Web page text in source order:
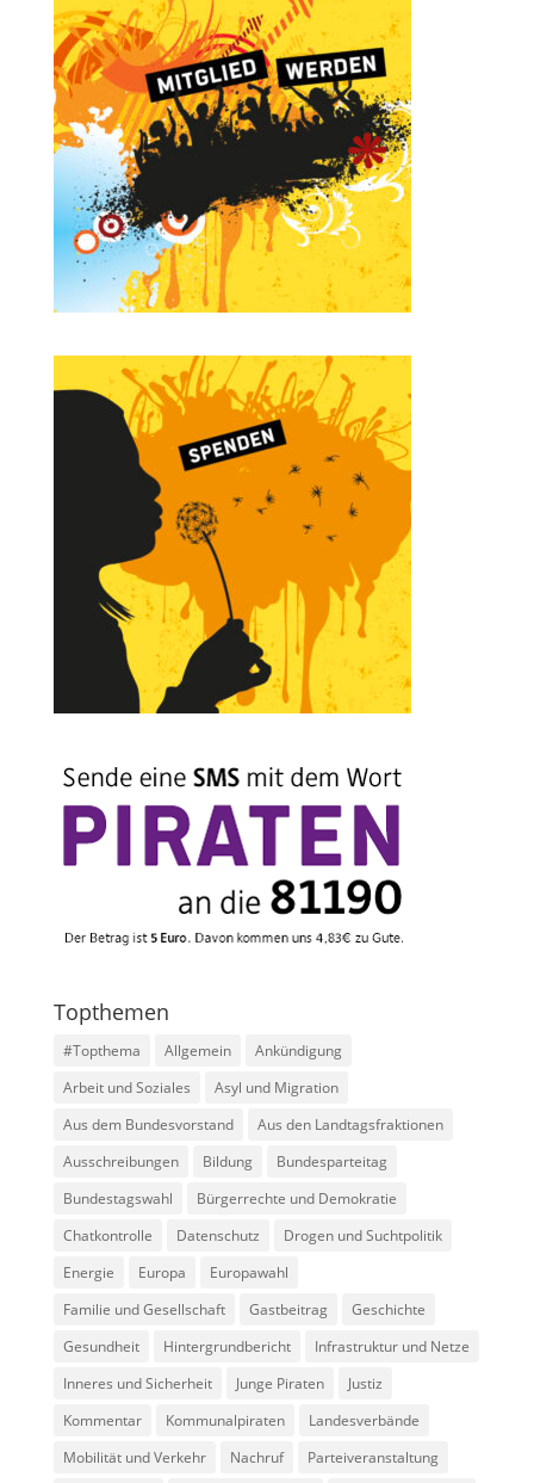
Topthemen
#Topthema Allgemein
Ankündigung
Arbeit und Soziales
Asyl und Migration
Aus dem Bundesvorstand
Aus den Landtagsfraktionen
Ausschreibungen
Bildung
Bundesparteitag
Bundestagswahl
Bürgerrechte und Demokratie
Chatkontrolle
Datenschutz
Drogen und Suchtpolitik
Energie
Europa
Europawahl
Familie und Gesellschaft
Gastbeitrag
Geschichte
Gesundheit
Hintergrundbericht
Infrastruktur und Netze
Inneres und Sicherheit
Junge Piraten
Justiz
Kommentar
Kommunalpiraten
Landesverbände
Mobilität und Verkehr
Nachruf
Parteiveranstaltung